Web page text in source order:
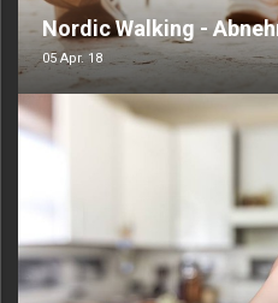
Nordic Walking -
05 Apr. 18